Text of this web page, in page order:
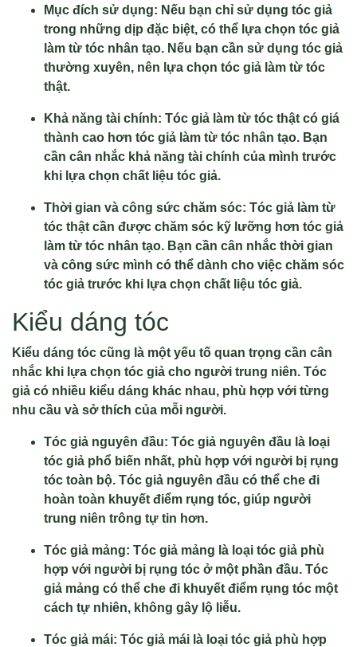
Mục đích sử dụng: Nếu bạn chỉ sử dụng tóc giả
trong những dịp đặc biệt, có thể lựa chọn tóc giả
làm từ tóc nhân tạo. Nếu bạn cần sử dụng tóc giả
thường xuyên, nên lựa chọn tóc giả làm từ tóc
thật.
Khả năng tài chính: Tóc giả làm từ tóc thật có giá
thành cao hơn tóc giả làm từ tóc nhân tạo. Bạn
cần cân nhắc khả năng tài chính của mình trước
khi lựa chọn chất liệu tóc giả.
Thời gian và công sức chăm sóc: Tóc giả làm từ
tóc thật cần được chăm sóc kỹ lưỡng hơn tóc giả
làm từ tóc nhân tạo. Bạn cần cân nhắc thời gian
và công sức mình có thể dành cho việc chăm sóc
tóc giả trước khi lựa chọn chất liệu tóc giả.
Kiểu dáng tóc
Kiểu dáng tóc cũng là một yếu tố quan trọng cần cân
nhắc khi lựa chọn tóc giả cho người trung niên. Tóc
giả có nhiều kiểu dáng khác nhau, phù hợp với từng
nhu cầu và sở thích của mỗi người.
Tóc giả nguyên đầu: Tóc giả nguyên đầu là loại
tóc giả phổ biến nhất, phù hợp với người bị rụng
tóc toàn bộ. Tóc giả nguyên đầu có thể che đi
hoàn toàn khuyết điểm rụng tóc, giúp người
trung niên trông tự tin hơn.
Tóc giả mảng: Tóc giả mảng là loại tóc giả phù
hợp với người bị rụng tóc ở một phần đầu. Tóc
giả mảng có thể che đi khuyết điểm rụng tóc một
cách tự nhiên, không gây lộ liễu.
Tóc giả mái: Tóc giả mái là loại tóc giả phù hợp